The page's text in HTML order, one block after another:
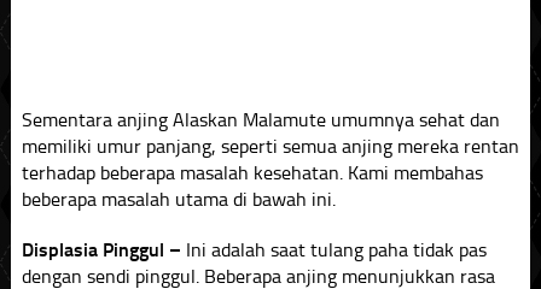
Sementara anjing Alaskan Malamute umumnya sehat dan
memiliki umur panjang, seperti semua anjing mereka rentan
terhadap beberapa masalah kesehatan. Kami membahas
beberapa masalah utama di bawah ini.
Displasia Pinggul – Ini adalah saat tulang paha tidak pas
dengan sendi pinggul. Beberapa anjing menunjukkan rasa